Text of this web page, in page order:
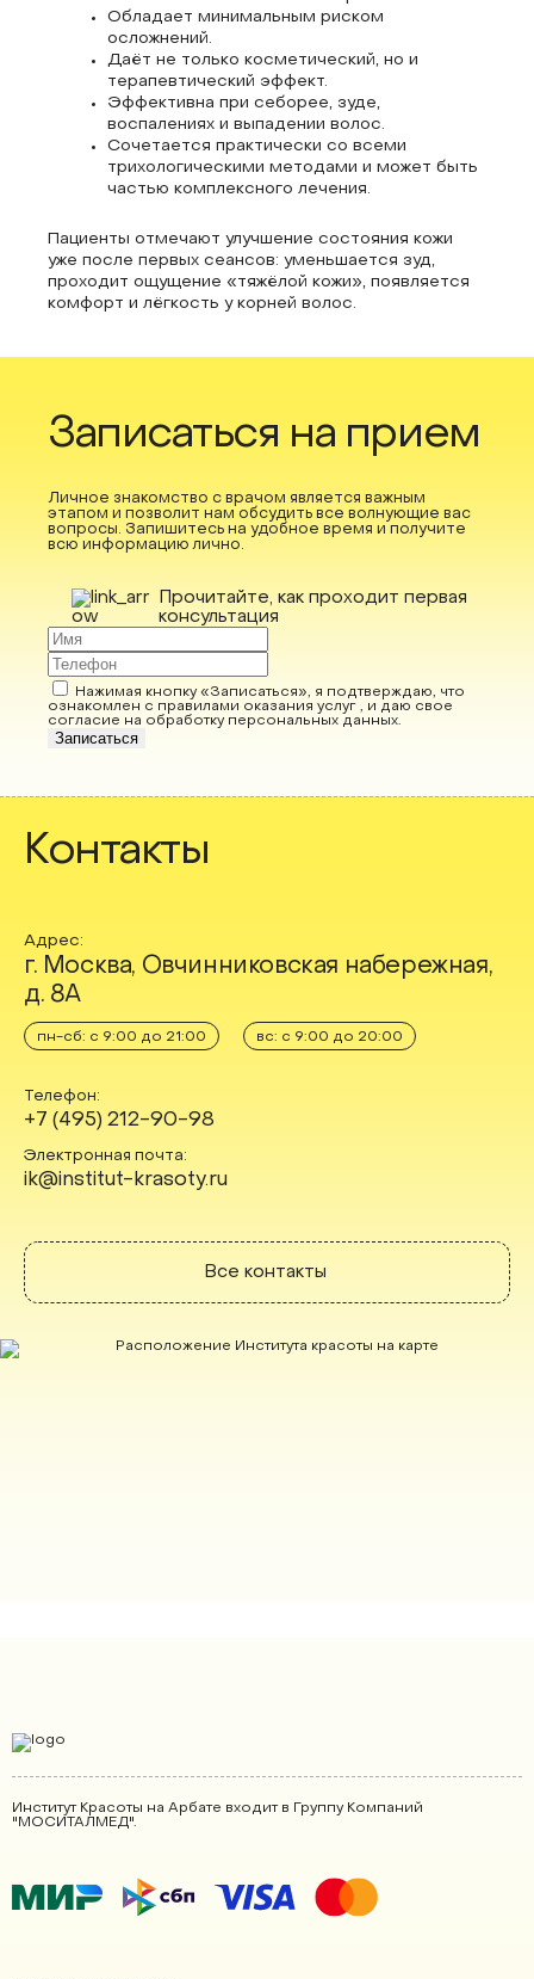
Обладает минимальным риском
осложнений.
Даёт не только косметический, но и
терапевтический эффект.
Эффективна при себорее, зуде,
воспалениях и выпадении волос.
Сочетается практически со всеми
трихологическими методами и может быть
частью комплексного лечения.
Пациенты отмечают улучшение состояния кожи
уже после первых сеансов: уменьшается зуд,
проходит ощущение «тяжёлой кожи», появляется
комфорт и лёгкость у корней волос.
Записаться на прием
Личное знакомство с врачом является важным
этапом и позволит нам обсудить все волнующие вас
вопросы. Запишитесь на удобное время и получите
всю информацию лично.
Прочитайте, как проходит первая
консультация
Нажимая кнопку «Записаться», я подтверждаю, что
ознакомлен с правилами оказания услуг , и даю свое
согласие на обработку персональных данных.
Записаться
Контакты
Адрес:
г. Москва, Овчинниковская набережная,
д. 8А
пн-сб: с 9:00 до 21:00 вс: с 9:00 до 20:00
Телефон:
+7 (495) 212-90-98
Электронная почта:
ik@institut-krasoty.ru
Все контакты
Институт Красоты на Арбате входит в Группу Компаний
"МОСИТАЛМЕД".